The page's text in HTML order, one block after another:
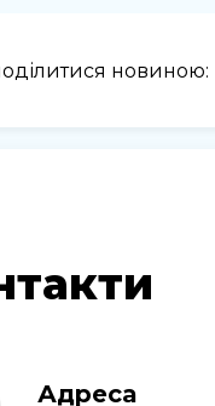
новиною:
Адреса